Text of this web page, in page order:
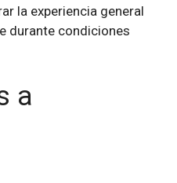
la experiencia general
durante condiciones
a